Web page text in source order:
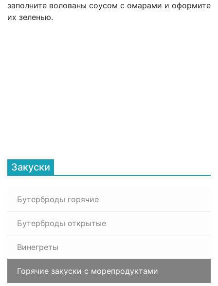
заполните волованы соусом с омарами и оформите
их зеленью.
Закуски
Бутерброды горячие
Бутерброды открытые
Винегреты
Горячие закуски с морепродуктами